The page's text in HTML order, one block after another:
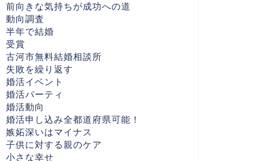
前向きな気持ちが成功への道
動向調査
半年で結婚
受賞
古河市無料結婚相談所
失敗を繰り返す
婚活イベント
婚活パーティ
婚活動向
婚活申し込み全都道府県可能！
嫉妬深いはマイナス
子供に対する親のケア
小さな幸せ